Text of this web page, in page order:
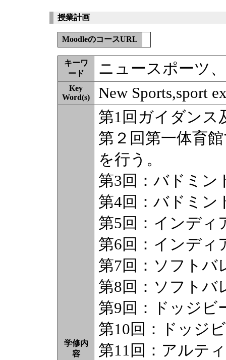
授業計画
MoodleのコースURL
キーワ
ード
ニュースポーツ
Key
Word(s)
New Sports,sport
学修内
容
第1回ガイダンス
第２回第一体育
を行う。
第3回：バドミン
第4回：バドミン
第5回：インディ
第6回：インディ
第7回：ソフトバ
第8回：ソフトバ
第9回：ドッジビ
第10回：ドッジ
第11回：アルテ